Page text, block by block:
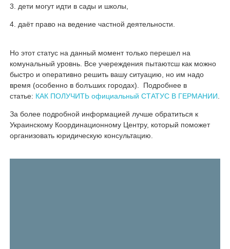
дети могут идти в сады и школы,
даёт право на ведение частной деятельности.
Но этот статус на данный момент только перешел на
комунальный уровнь. Все учереждения пытаютсш как можно
быстро и оперативно решить вашу ситуацию, но им надо
время (особенно в болъших городах). Подробнее в
статье: КАК ПОЛУЧИТЬ официальный СТАТУС В ГЕРМАНИИ
За более подробной информацией лучше обратиться к
Украинскому Координационному Центру, который поможет
организовать юридическую консультацию.